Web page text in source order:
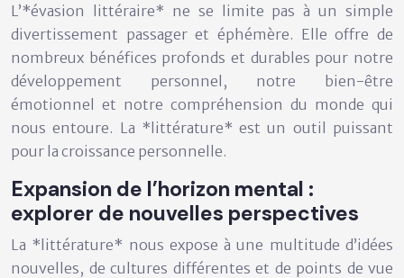
L’*évasion littéraire* ne se limite pas à un simple
divertissement passager et éphémère. Elle offre de
nombreux bénéfices profonds et durables pour notre
développement personnel, notre bien-être
émotionnel et notre compréhension du monde qui
nous entoure. La *littérature* est un outil puissant
pour la croissance personnelle.
Expansion de l’horizon mental :
explorer de nouvelles perspectives
La *littérature* nous expose à une multitude d’idées
nouvelles, de cultures différentes et de points de vue